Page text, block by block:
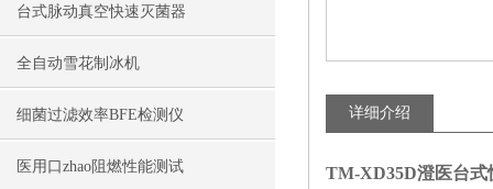
台式脉动真空快速灭菌器
全自动雪花制冰机
细菌过滤效率BFE检测仪
医用口zhao阻燃性能测试
详细介绍
TM-XD35D澄医台式